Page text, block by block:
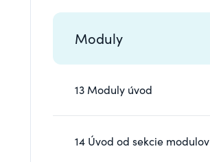
Moduly
13 Moduly úvod
14 Úvod od sekcie modulov